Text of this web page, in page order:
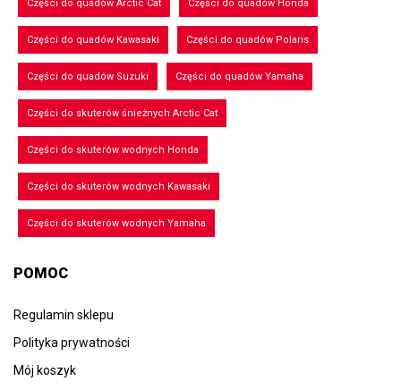
Części do quadów Arctic Cat Części do quadów Honda
Części do quadów Kawasaki Części do quadów Polaris
Części do quadów Suzuki Części do quadów Yamaha
Części do skuterów śnieżnych Arctic Cat
Części do skuterów wodnych Honda
Części do skuterów wodnych Kawasaki
Części do skuterów wodnych Yamaha
POMOC
Regulamin sklepu
Polityka prywatności
Mój koszyk